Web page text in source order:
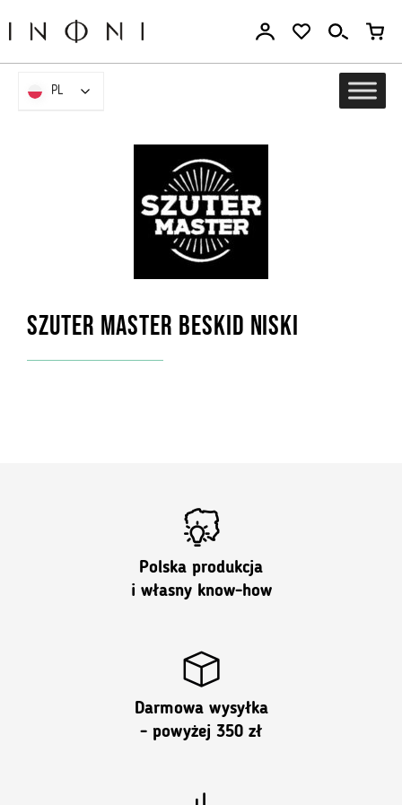
SZUTER MASTER BESKID NISKI
Polska produkcja
i własny know-how
Darmowa wysyłka
- powyżej 350 zł
PL
PL